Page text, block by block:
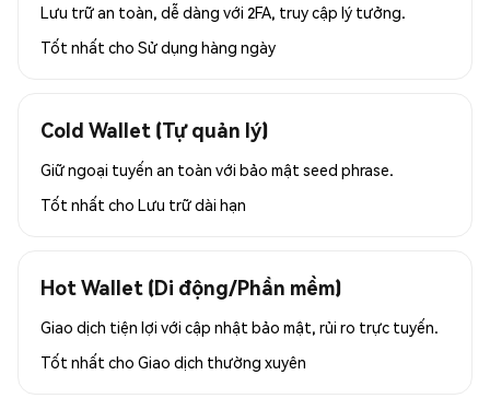
Lưu trữ an toàn, dễ dàng với 2FA, truy cập lý tưởng.
Tốt nhất cho Sử dụng hàng ngày
Cold Wallet (Tự quản lý)
Giữ ngoại tuyến an toàn với bảo mật seed phrase.
Tốt nhất cho Lưu trữ dài hạn
Hot Wallet (Di động/Phần mềm)
Giao dịch tiện lợi với cập nhật bảo mật, rủi ro trực tuyến.
Tốt nhất cho Giao dịch thường xuyên